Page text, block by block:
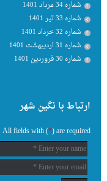
شماره 34 مرداد 1401
شماره 33 تیر 1401
شماره 32 خرداد 1401
شماره 31 اردیبهشت 1401
شماره 30 فروردین 1401
ارتباط با نگین شهر
All fields with (*) are required